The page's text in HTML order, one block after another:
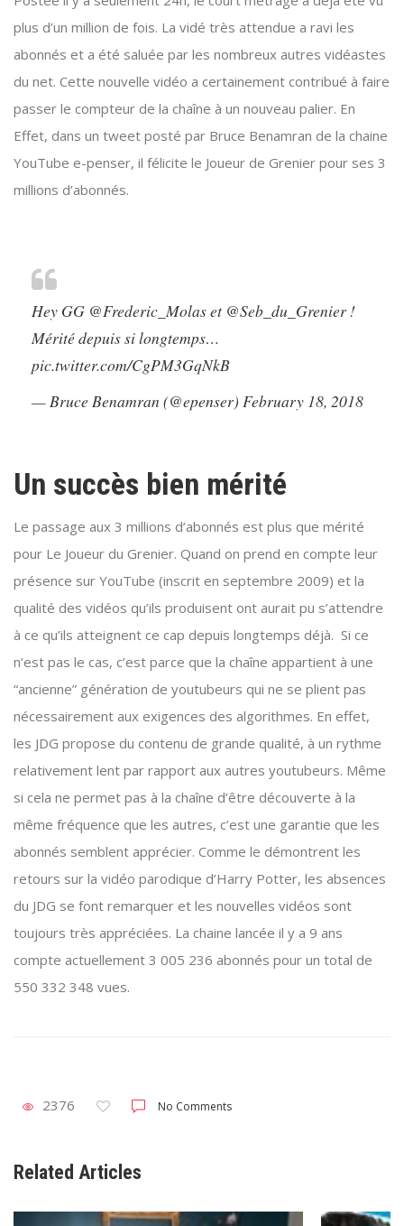
plus d’un million de fois. La vidé très attendue a ravi les
abonnés et a été saluée par les nombreux autres vidéastes
du net. Cette nouvelle vidéo a certainement contribué à faire
passer le compteur de la chaîne à un nouveau palier. En
Effet, dans un tweet posté par Bruce Benamran de la chaine
YouTube e-penser, il félicite le Joueur de Grenier pour ses 3
millions d’abonnés.
Hey GG @Frederic_Molaset @Seb_du_Grenier!
Mérité depuis si longtemps…
pic.twitter.com/CgPM3GqNkB
— Bruce Benamran (@epenser) February 18, 2018
Un succès bien mérité
Le passage aux 3 millions d’abonnés est plus que mérité
pour Le Joueur du Grenier. Quand on prend en compte leur
présence sur YouTube (inscrit en septembre 2009) et la
qualité des vidéos qu’ils produisent ont aurait pu s’attendre
à ce qu’ils atteignent ce cap depuis longtemps déjà. Si ce
n’est pas le cas, c’est parce que la chaîne appartient à une
“ancienne” génération de youtubeurs qui ne se plient pas
nécessairement aux exigences des algorithmes. En effet,
les JDG propose du contenu de grande qualité, à un rythme
relativement lent par rapport aux autres youtubeurs. Même
si cela ne permet pas à la chaîne d’être découverte à la
même fréquence que les autres, c’est une garantie que les
abonnés semblent apprécier. Comme le démontrent les
retours sur la vidéo parodique d’Harry Potter, les absences
du JDG se font remarquer et les nouvelles vidéos sont
toujours très appréciées. La chaine lancée il y a 9 ans
compte actuellement 3 005 236 abonnés pour un total de
550 332 348 vues.
2376 No Comments
Related Articles